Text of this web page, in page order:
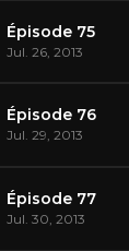
Épisode 75
Jul. 26, 2013
Épisode 76
Jul. 29, 2013
Épisode 77
Jul. 30, 2013